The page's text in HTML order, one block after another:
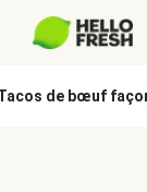
de bœuf